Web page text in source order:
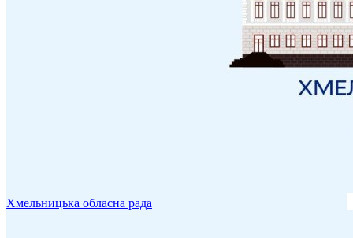
Хмельницька обласна рада